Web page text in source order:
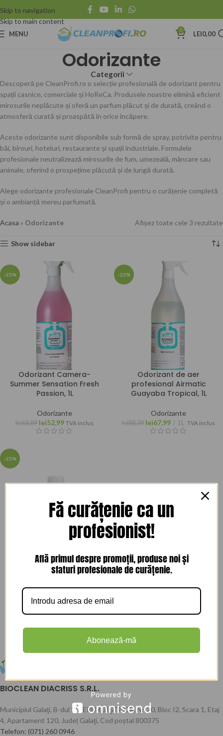
Skip to navigation
Skip to main content
MENU 0 LEI0,00
Odorizante
Categorii
Descoperă pe CleanProfi.ro o selecție profesională de odorizant pentru
spații casnice, comerciale și HoReCa. Produsele noastre elimină eficient
mirosurile neplăcute și oferă un parfum plăcut și de durată, creând o
atmosferă curată și proaspătă în orice încăpere.
Aceste odorizante sunt disponibile sub formă de spray, potrivite pentru
băi, birouri, hoteluri, restaurante și spații industriale. Formulele
profesionale neutralizează mirosurile de fum, umezeală, mâncare sau
animale, oferind o prospețime plăcută și de lungă durată.
Alege odorizante profesionale CleanProfi pentru o curățenie completă
și o ambianță mereu parfumată.
Acasa » Odorizante Afișez toate cele 3 rezultate
Show sidebar
-23%
Odorizant Camera-
Summer Sensation Fresh
Passion, 1L
Odorizante
lei68,89 lei52,99 TVA inclus
-23%
Odorizant de aer
profesional Airmatic
Guayaba Tropical, 1L
Odorizante
lei88,39 lei67,99 1L TVA inclus
-23%
Odorizant Wc Profesional
Pentru Toaleta Baie, Wc
Odofresh Fresa,250 ml.
Odorizante
lei40,99
BIOCLEAN DIACRISS S.R.L.
Municipiul Galaţi, B-dul SIDERURGIŞTILOR, Nr. 20, Bloc I2, Scara 1, Etaj
4, Apartament 120, Județ Galaţi, Cod poștal 800375
Telefon: (071) 260 0946
Fă curățenie ca un
profesionist!
Află primul despre promoții, produse noi și
sfaturi profesionale de curățenie.
Abonează-mă